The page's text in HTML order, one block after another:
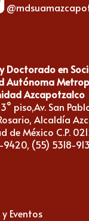
Doctorado en
Autónoma
Azcapotzalco
piso,Av. San
Alcaldía
de México C.P.
9420, (55) 5318-
Eventos